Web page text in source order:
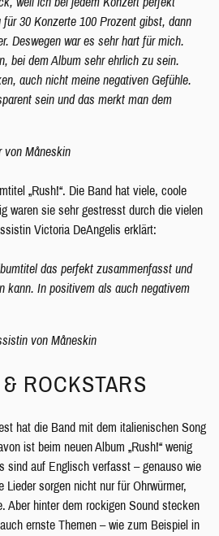
30 Konzerte 100 Prozent gibst, dann
Deswegen war es sehr hart für mich.
bei dem Album sehr ehrlich zu sein.
auch nicht meine negativen Gefühle.
sein und das merkt man dem
von Måneskin
„Rush!“. Die Band hat viele, coole
waren sie sehr gestresst durch die vielen
Victoria DeAngelis erklärt:
das perfekt zusammenfasst und
kann. In positivem als auch negativem
von Måneskin
ROCKSTARS
hat die Band mit dem italienischen Song
ist beim neuen Album „Rush!“ wenig
sind auf Englisch verfasst – genauso wie
Lieder sorgen nicht nur für Ohrwürmer,
Aber hinter dem rockigen Sound stecken
ernste Themen – wie zum Beispiel in